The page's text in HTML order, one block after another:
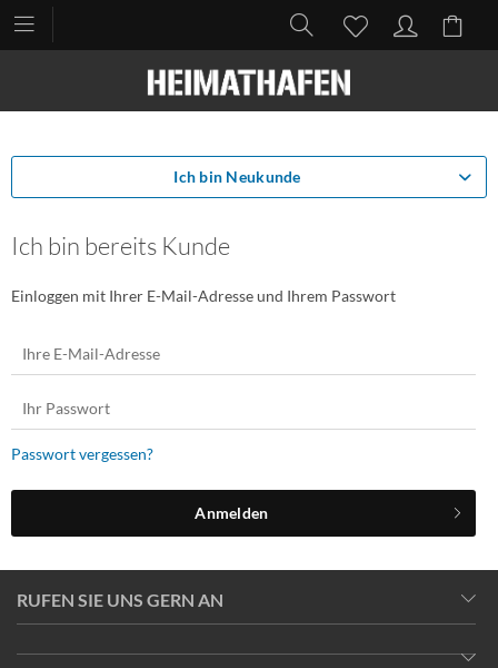
Ich bin Neukunde
Ich bin bereits Kunde
Einloggen mit Ihrer E-Mail-Adresse und Ihrem Passwort
Passwort vergessen?
Anmelden
RUFEN SIE UNS GERN AN